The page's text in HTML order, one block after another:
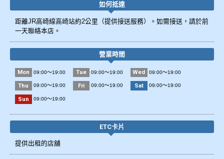
如何抵達
距離JR高崎線高崎站約2公里（提供接送服務）。如需接送，請於前
一天聯絡本店。
營業時間
Mon 09:00～19:00 Tue 09:00～19:00 Wed 09:00～19:00
Thu 09:00～19:00 Fri 09:00～19:00 Sat 09:00～19:00
Sun 09:00～19:00
ETC卡片
提供出租的店舖